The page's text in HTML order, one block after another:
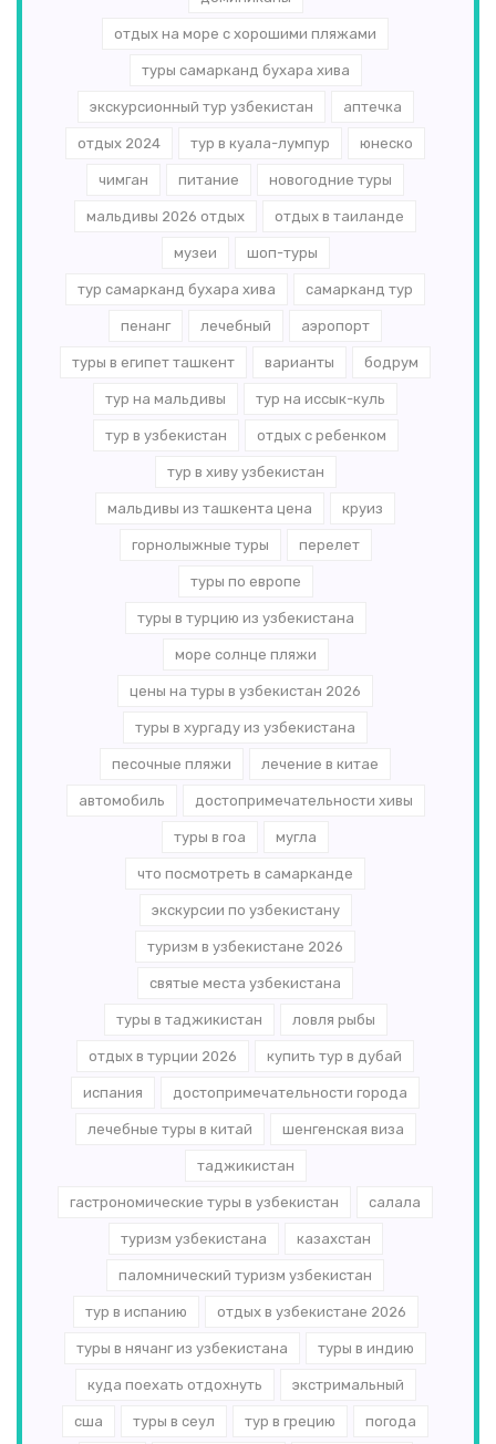
отдых на море с хорошими пляжами
туры самарканд бухара хива
экскурсионный тур узбекистан аптечка
отдых 2024 тур в куала-лумпур юнеско
чимган питание новогодние туры
мальдивы 2026 отдых отдых в таиланде
музеи шоп-туры
тур самарканд бухара хива самарканд тур
пенанг лечебный аэропорт
туры в египет ташкент варианты бодрум
тур на мальдивы тур на иссык-куль
тур в узбекистан отдых с ребенком
тур в хиву узбекистан
мальдивы из ташкента цена круиз
горнолыжные туры перелет
туры по европе
туры в турцию из узбекистана
море солнце пляжи
цены на туры в узбекистан 2026
туры в хургаду из узбекистана
песочные пляжи лечение в китае
автомобиль достопримечательности хивы
туры в гоа мугла
что посмотреть в самарканде
экскурсии по узбекистану
туризм в узбекистане 2026
святые места узбекистана
туры в таджикистан ловля рыбы
отдых в турции 2026 купить тур в дубай
испания достопримечательности города
лечебные туры в китай шенгенская виза
таджикистан
гастрономические туры в узбекистан салала
туризм узбекистана казахстан
паломнический туризм узбекистан
тур в испанию отдых в узбекистане 2026
туры в нячанг из узбекистана туры в индию
куда поехать отдохнуть экстримальный
сша туры в сеул тур в грецию погода